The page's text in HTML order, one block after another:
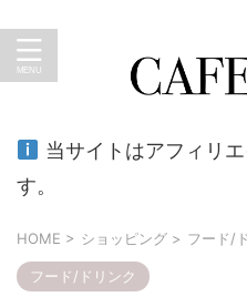
当サイトはアフィリ
す。
HOME > ショッピング > フード/
フード/ドリンク